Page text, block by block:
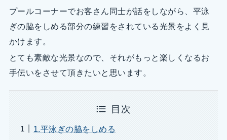
プールコーナーでお客さん同士が話をしながら、平泳
ぎの脇をしめる部分の練習をされている光景をよく見
かけます。
とても素敵な光景なので、それがもっと楽しくなるお
手伝いをさせて頂きたいと思います。
目次
1.平泳ぎの脇をしめる